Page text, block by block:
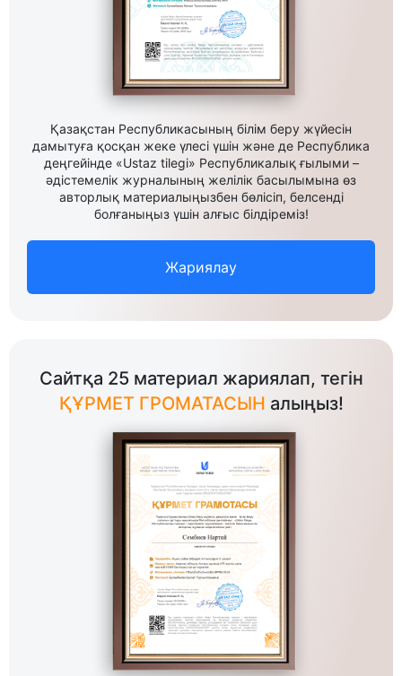
Қазақстан Республикасының білім беру жүйесін
дамытуға қосқан жеке үлесі үшін және де Республика
деңгейінде «Ustaz tilegi» Республикалық ғылыми –
әдістемелік журналының желілік басылымына өз
авторлық материалыңызбен бөлісіп, белсенді
болғаныңыз үшін алғыс білдіреміз!
Жариялау
Сайтқа 25 материал жариялап, тегін
ҚҰРМЕТ ГРОМАТАСЫН алыңыз!